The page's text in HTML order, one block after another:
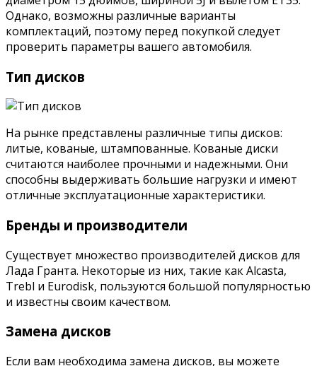
Однако, возможны различные варианты
комплектаций, поэтому перед покупкой следует
проверить параметры вашего автомобиля.
Тип дисков
На рынке представлены различные типы дисков:
литые, кованые, штампованные. Кованые диски
считаются наиболее прочными и надежными. Они
способны выдерживать большие нагрузки и имеют
отличные эксплуатационные характеристики.
Бренды и производители
Существует множество производителей дисков для
Лада Гранта. Некоторые из них, такие как Alcasta,
Trebl и Eurodisk, пользуются большой популярностью
и известны своим качеством.
Замена дисков
Если вам необходима замена дисков, вы можете